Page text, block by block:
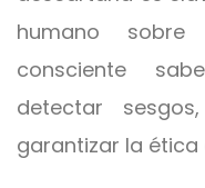
humano
consciente
detectar
garantizar la ética